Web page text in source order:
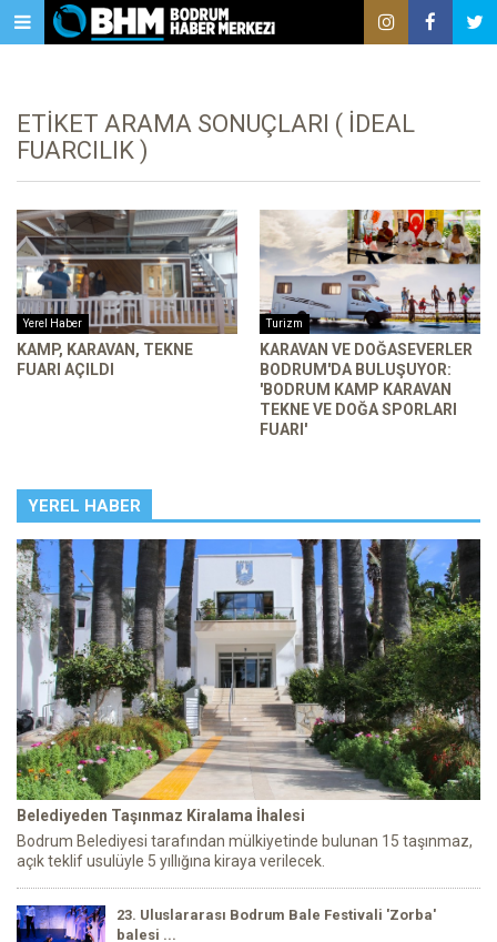
ETIKET ARAMA SONUÇLARI ( İDEAL
FUARCILIK )
Yerel Haber
KAMP, KARAVAN, TEKNE
FUARI AÇILDI
Turizm
KARAVAN VE DOĞASEVERLER
BODRUM'DA BULUŞUYOR:
'BODRUM KAMP KARAVAN
TEKNE VE DOĞA SPORLARI
FUARI'
YEREL HABER
Belediyeden Taşınmaz Kiralama İhalesi
Bodrum Belediyesi tarafından mülkiyetinde bulunan 15 taşınmaz,
açık teklif usulüyle 5 yıllığına kiraya verilecek.
23. Uluslararası Bodrum Bale Festivali 'Zorba'
balesi ...